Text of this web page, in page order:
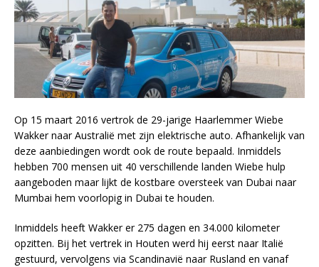
Op 15 maart 2016 vertrok de 29-jarige Haarlemmer Wiebe
Wakker naar Australië met zijn elektrische auto. Afhankelijk van
deze aanbiedingen wordt ook de route bepaald. Inmiddels
hebben 700 mensen uit 40 verschillende landen Wiebe hulp
aangeboden maar lijkt de kostbare oversteek van Dubai naar
Mumbai hem voorlopig in Dubai te houden.
Inmiddels heeft Wakker er 275 dagen en 34.000 kilometer
opzitten. Bij het vertrek in Houten werd hij eerst naar Italië
gestuurd, vervolgens via Scandinavië naar Rusland en vanaf